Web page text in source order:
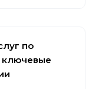
по
ключевые